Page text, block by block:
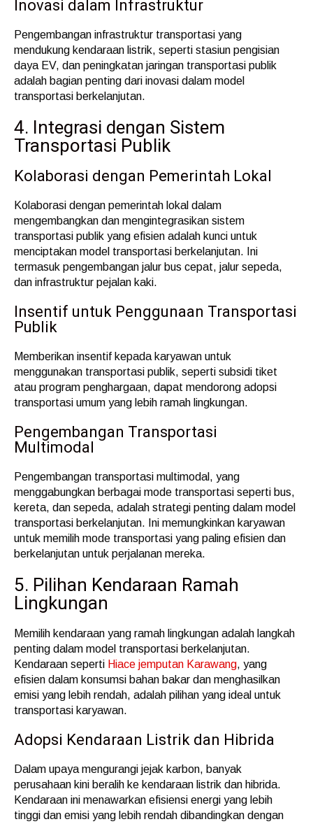
Inovasi dalam Infrastruktur
Pengembangan infrastruktur transportasi yang
mendukung kendaraan listrik, seperti stasiun pengisian
daya EV, dan peningkatan jaringan transportasi publik
adalah bagian penting dari inovasi dalam model
transportasi berkelanjutan.
4. Integrasi dengan Sistem
Transportasi Publik
Kolaborasi dengan Pemerintah Lokal
Kolaborasi dengan pemerintah lokal dalam
mengembangkan dan mengintegrasikan sistem
transportasi publik yang efisien adalah kunci untuk
menciptakan model transportasi berkelanjutan. Ini
termasuk pengembangan jalur bus cepat, jalur sepeda,
dan infrastruktur pejalan kaki.
Insentif untuk Penggunaan Transportasi
Publik
Memberikan insentif kepada karyawan untuk
menggunakan transportasi publik, seperti subsidi tiket
atau program penghargaan, dapat mendorong adopsi
transportasi umum yang lebih ramah lingkungan.
Pengembangan Transportasi
Multimodal
Pengembangan transportasi multimodal, yang
menggabungkan berbagai mode transportasi seperti bus,
kereta, dan sepeda, adalah strategi penting dalam model
transportasi berkelanjutan. Ini memungkinkan karyawan
untuk memilih mode transportasi yang paling efisien dan
berkelanjutan untuk perjalanan mereka.
5. Pilihan Kendaraan Ramah
Lingkungan
Memilih kendaraan yang ramah lingkungan adalah langkah
penting dalam model transportasi berkelanjutan.
Kendaraan seperti Hiace jemputan Karawang, yang
efisien dalam konsumsi bahan bakar dan menghasilkan
emisi yang lebih rendah, adalah pilihan yang ideal untuk
transportasi karyawan.
Adopsi Kendaraan Listrik dan Hibrida
Dalam upaya mengurangi jejak karbon, banyak
perusahaan kini beralih ke kendaraan listrik dan hibrida.
Kendaraan ini menawarkan efisiensi energi yang lebih
tinggi dan emisi yang lebih rendah dibandingkan dengan